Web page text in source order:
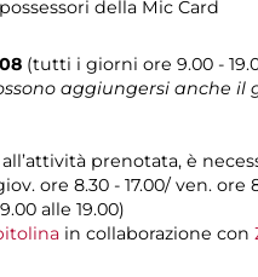
della Mic Card
(tutti i giorni ore 9.00 -
aggiungersi anche il
prenotata, è
ore 8.30 - 17.00/ ven.
alle 19.00)
in collaborazione con